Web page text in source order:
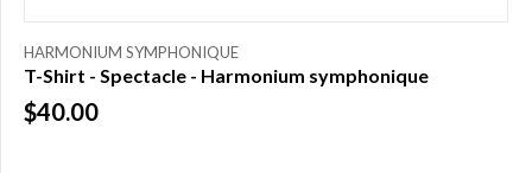
HARMONIUM SYMPHONIQUE
T-Shirt - Spectacle - Harmonium symphonique
$40.00